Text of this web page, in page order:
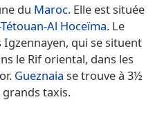
du Maroc. Elle est située
Al Hoceïma. Le
qui se situent
le Rif oriental, dans les
Gueznaia se trouve à 3½
taxis.